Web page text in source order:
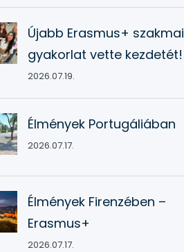
Újabb Erasmus+ szakmai
gyakorlat vette kezdetét!
2026.07.19.
Élmények Portugáliában
2026.07.17.
Élmények Firenzében –
Erasmus+
2026.07.17.